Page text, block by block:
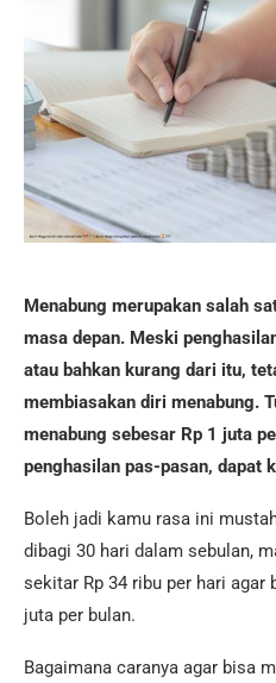
Menabung merupakan salah
masa depan. Meski
atau bahkan kurang dari itu,
membiasakan diri menabung.
menabung sebesar Rp 1 juta
penghasilan pas-pasan, dapat
Boleh jadi kamu rasa ini
dibagi 30 hari dalam sebulan,
sekitar Rp 34 ribu per hari agar
juta per bulan.
Bagaimana caranya agar bisa